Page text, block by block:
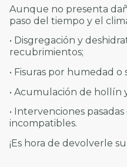
Aunque no presenta
paso del tiempo y el
• Disgregación y
recubrimientos;
• Fisuras por humedad o
• Acumulación de hollín
• Intervenciones
incompatibles.
¡Es hora de devolverle